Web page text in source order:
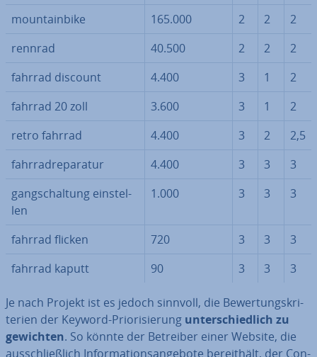
moun­tain­bike
165.000 2 2
2
rennrad
40.500 2 2
2
fahrrad discount
4.400 3 1
2
fahrrad 20 zoll
3.600 3 1
2
retro fahrrad
4.400 3 2
2,5
fahr­rad­re­pa­ra­tur
4.400 3 3
3
gang­schal­tung ein­stel­
len
1.000 3 3 3
fahrrad flicken 720 3 3
3
fahrrad kaputt
90 3 3 3
Je nach Projekt ist es jedoch sinnvoll, die Be­wer­tungs­kri­
te­ri­en der Keyword-Prio­ri­sie­rung un­ter­schied­lich zu
gewichten. So könnte der Betreiber einer Website, die
aus­schließ­lich In­for­ma­ti­ons­an­ge­bo­te be­reit­hält, der Con­